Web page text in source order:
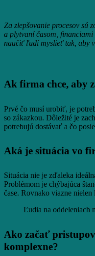
Za zlepšovanie procesov sú
a plytvaní časom,
naučiť ľudí myslieť tak, aby
Ak firma chce, aby
Prvé čo musí urobiť, je
so zákazkou. Dôležité je
potrebujú dostávať a čo
Aká je situácia vo
Situácia nie je zďaleka
Problémom je chýbajúca
čase. Rovnako viazne
Ľudia na oddeleniach
Ako začať
komplexne?